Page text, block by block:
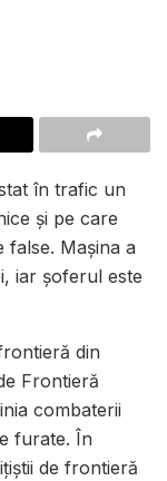
în trafic un
și pe care
false. Mașina a
iar șoferul este
din
Frontieră
combaterii
furate. În
de frontieră